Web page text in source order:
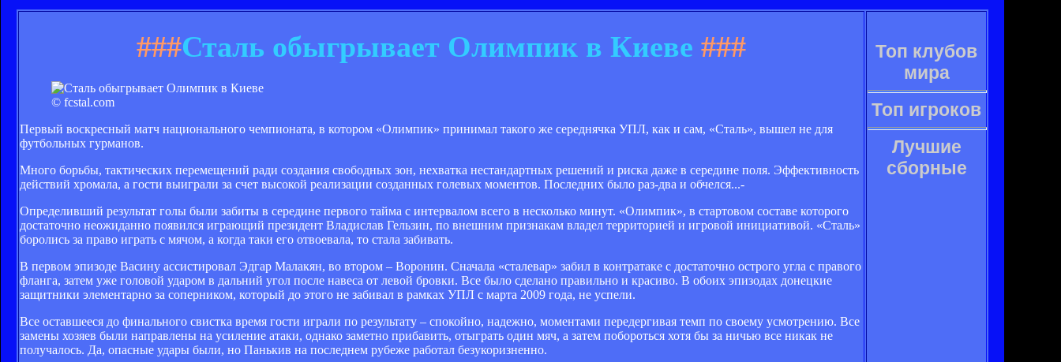
###Сталь обыгрывает Олимпик в Киеве ###
© fcstal.com
Первый воскресный матч национального чемпионата, в котором «Олимпик» принимал такого же середнячка УПЛ, как и сам, «Сталь», вышел не для
футбольных гурманов.
Много борьбы, тактических перемещений ради создания свободных зон, нехватка нестандартных решений и риска даже в середине поля. Эффективность
действий хромала, а гости выиграли за счет высокой реализации созданных голевых моментов. Последних было раз-два и обчелся...-
Определивший результат голы были забиты в середине первого тайма с интервалом всего в несколько минут. «Олимпик», в стартовом составе которого
достаточно неожиданно появился играющий президент Владислав Гельзин, по внешним признакам владел территорией и игровой инициативой. «Сталь»
боролись за право играть с мячом, а когда таки его отвоевала, то стала забивать.
В первом эпизоде Васину ассистировал Эдгар Малакян, во втором – Воронин. Сначала «сталевар» забил в контратаке с достаточно острого угла с правого
фланга, затем уже головой ударом в дальний угол после навеса от левой бровки. Все было сделано правильно и красиво. В обоих эпизодах донецкие
защитники элементарно за соперником, который до этого не забивал в рамках УПЛ с марта 2009 года, не успели.
Все оставшееся до финального свистка время гости играли по результату – спокойно, надежно, моментами передергивая темп по своему усмотрению. Все
замены хозяев были направлены на усиление атаки, однако заметно прибавить, отыграть один мяч, а затем побороться хотя бы за ничью все никак не
получалось. Да, опасные удары были, но Панькив на последнем рубеже работал безукоризненно.
Топ клубов
мира
Топ игроков
Лучшие
сборные